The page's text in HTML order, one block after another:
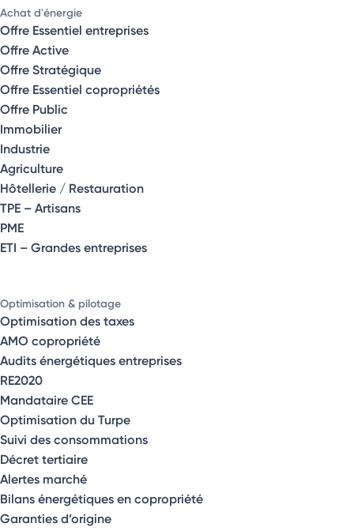
Achat d'énergie
Offre Essentiel entreprises
Offre Active
Offre Stratégique
Offre Essentiel copropriétés
Offre Public
Immobilier
Industrie
Agriculture
Hôtellerie / Restauration
TPE – Artisans
PME
ETI – Grandes entreprises
Optimisation & pilotage
Optimisation des taxes
AMO copropriété
Audits énergétiques entreprises
RE2020
Mandataire CEE
Optimisation du Turpe
Suivi des consommations
Décret tertiaire
Alertes marché
Bilans énergétiques en copropriété
Garanties d’origine